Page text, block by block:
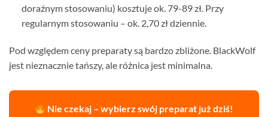
doraźnym stosowaniu) kosztuje ok. 79-89 zł. Przy
regularnym stosowaniu – ok. 2,70 zł dziennie.
Pod względem ceny preparaty są bardzo zbliżone. BlackWolf
jest nieznacznie tańszy, ale różnica jest minimalna.
Nie czekaj – wybierz swój preparat już dziś!